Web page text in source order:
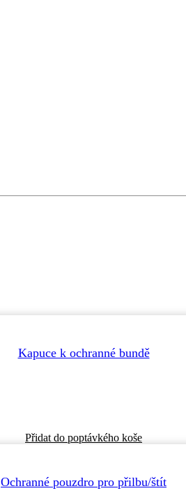
Kapuce k ochranné bundě
Přidat do poptávkého košeTento
více
variant.
Ochranné pouzdro pro přilbu/štít